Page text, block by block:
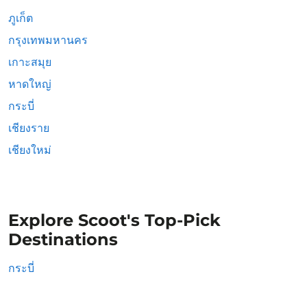
ภูเก็ต
กรุงเทพมหานคร
เกาะสมุย
หาดใหญ่
กระบี่
เชียงราย
เชียงใหม่
Explore Scoot's Top-Pick
Destinations
กระบี่